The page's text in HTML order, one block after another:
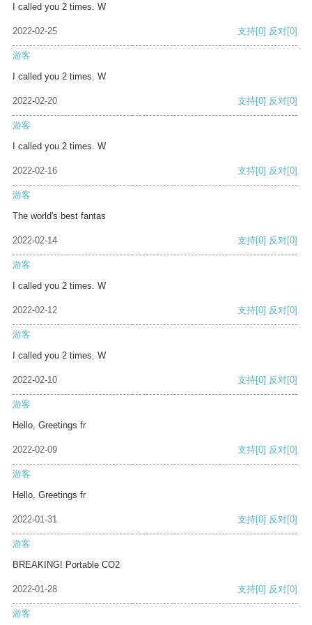
I called you 2 times. W
2022-02-25 支持[0] 反对[0]
游客
I called you 2 times. W
2022-02-20 支持[0] 反对[0]
游客
I called you 2 times. W
2022-02-16 支持[0] 反对[0]
游客
The world's best fantas
2022-02-14 支持[0] 反对[0]
游客
I called you 2 times. W
2022-02-12 支持[0] 反对[0]
游客
I called you 2 times. W
2022-02-10 支持[0] 反对[0]
游客
Hello, Greetings fr
2022-02-09 支持[0] 反对[0]
游客
Hello, Greetings fr
2022-01-31 支持[0] 反对[0]
游客
BREAKING! Portable CO2
2022-01-28 支持[0] 反对[0]
游客